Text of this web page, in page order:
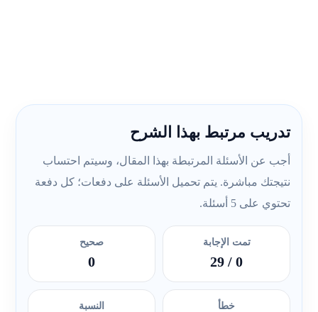
تدريب مرتبط بهذا الشرح
أجب عن الأسئلة المرتبطة بهذا المقال، وسيتم احتساب
نتيجتك مباشرة. يتم تحميل الأسئلة على دفعات؛ كل دفعة
تحتوي على 5 أسئلة.
تمت الإجابة
0
/ 29
صحيح
0
خطأ النسبة